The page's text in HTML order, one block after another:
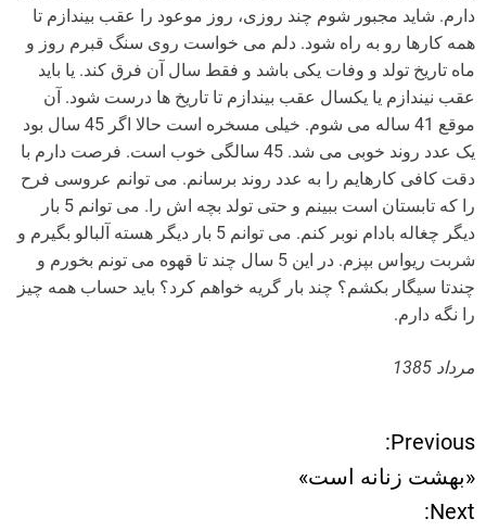
دارم. شاید مجبور شوم چند روزی، روز موعود را عقب بیندازم تا
همه کارها رو به راه شود. دلم می خواست روی سنگ قبرم روز و
ماه تاریخ تولد و وفات یکی باشد و فقط سال آن فرق کند. یا باید
عقب نیندازم یا یکسال عقب بیندازم تا تاریخ ها درست شود. آن
موقع 41 ساله می شوم. خیلی مسخره است حالا اگر 45 سال بود
یک عدد روند خوبی می شد. 45 سالگی خوب است. فرصت دارم با
دقت کافی کارهایم را به عدد روند برسانم. می توانم عروسی فرح
را که تابستان است ببینم و حتی تولد بچه اش را. می توانم 5 بار
دیگر چغاله بادام نوبر کنم. می توانم 5 بار دیگر هسته آلبالو بگیرم و
شربت ریواس بپزم. در این 5 سال چند تا قهوه می تونم بخورم و
چندتا سیگار بکشم؟ چند بار گریه خواهم کرد؟ باید حساب همه چیز
را نگه دارم.
مرداد 1385
ر
ا
Previous:
«بهشت زنانه است»
Next: